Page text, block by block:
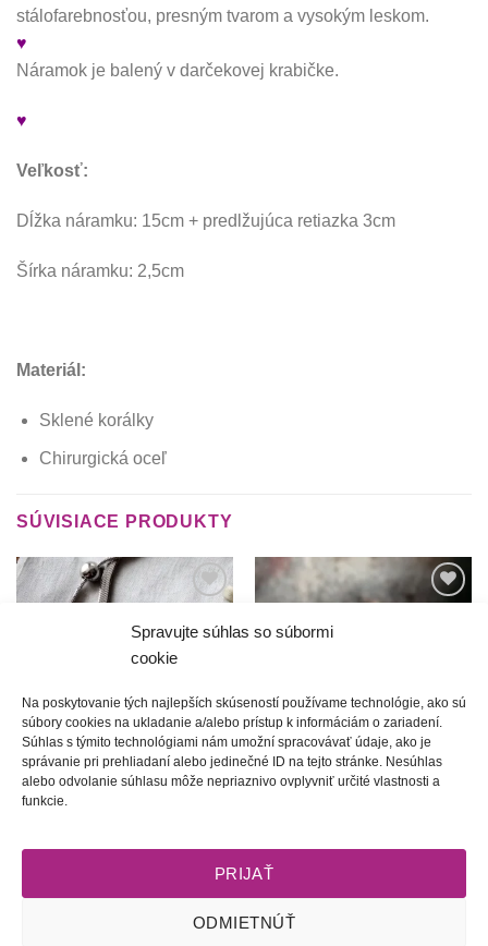
Spravujte súhlas so súbormi
cookie
Na poskytovanie tých najlepších skúseností používame technológie, ako sú
súbory cookies na ukladanie a/alebo prístup k informáciám o zariadení.
Súhlas s týmito technológiami nám umožní spracovávať údaje, ako je
správanie pri prehliadaní alebo jedinečné ID na tejto stránke. Nesúhlas
alebo odvolanie súhlasu môže nepriaznivo ovplyvniť určité vlastnosti a
funkcie.
PRIJAŤ
ODMIETNÚŤ
stálofarebnosťou, presným tvarom a vysokým leskom.
♥
Náramok je balený v darčekovej krabičke.
♥
Veľkosť:
Dĺžka náramku: 15cm + predlžujúca retiazka 3cm
Šírka náramku: 2,5cm
Materiál:
Sklené korálky
Chirurgická oceľ
SÚVISIACE PRODUKTY
krasotinku
si prosím
Zaľúbená | srdiečkovo-